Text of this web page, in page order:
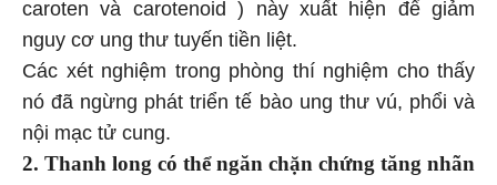
caroten và carotenoid ) này xuất hiện để giảm
nguy cơ ung thư tuyến tiền liệt.
Các xét nghiệm trong phòng thí nghiệm cho thấy
nó đã ngừng phát triển tế bào ung thư vú, phổi và
nội mạc tử cung.
2. Thanh long có thể ngăn chặn chứng tăng nhãn